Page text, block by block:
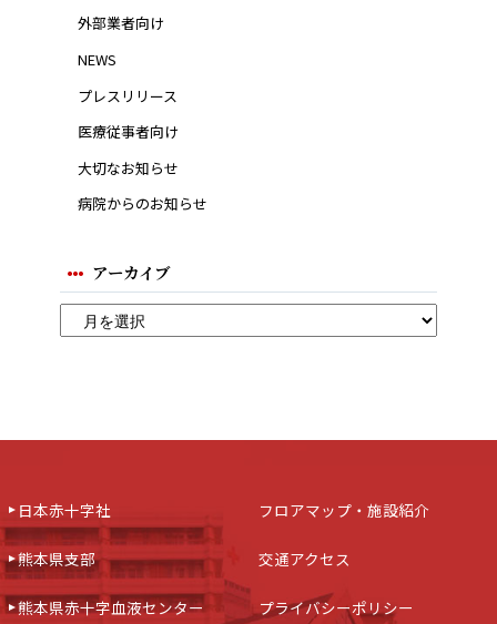
外部業者向け
NEWS
プレスリリース
医療従事者向け
大切なお知らせ
病院からのお知らせ
アーカイブ
日本赤十字社
熊本県支部
熊本県赤十字血液センター
フロアマップ・施設紹介
交通アクセス
プライバシーポリシー